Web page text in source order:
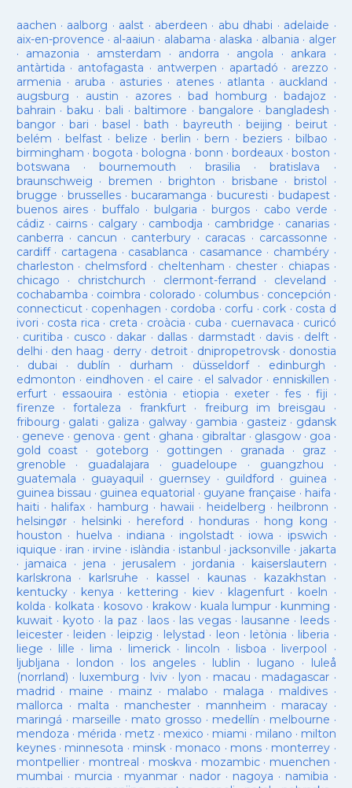
aachen · aalborg · aalst · aberdeen · abu dhabi · adelaide ·
aix-en-provence · al-aaiun · alabama · alaska · albania · alger
· amazonia · amsterdam · andorra · angola · ankara ·
antàrtida · antofagasta · antwerpen · apartadó · arezzo ·
armenia · aruba · asturies· atenes· atlanta · auckland ·
augsburg · austin · azores·bad homburg ·badajoz ·
bahrain ·baku · bali ·baltimore ·bangalore · bangladesh ·
bangor· bari ·basel ·bath · bayreuth ·beijing ·beirut ·
belém · belfast· belize · berlin ·bern ·beziers ·bilbao ·
birmingham · bogota · bologna ·bonn ·bordeaux ·boston ·
botswana · bournemouth ·brasilia ·bratislava ·
braunschweig · bremen ·brighton · brisbane · bristol ·
brugge · brusselles· bucaramanga · bucuresti · budapest·
buenos aires· buffalo · bulgaria · burgos· cabo verde ·
cádiz · cairns· calgary · cambodja · cambridge · canarias·
canberra · cancun · canterbury · caracas · carcassonne ·
cardiff· cartagena · casablanca · casamance · chambéry·
charleston · chelmsford · cheltenham · chester· chiapas ·
chicago · christchurch · clermont-ferrand · cleveland ·
cochabamba · coimbra · colorado · columbus· concepción ·
connecticut· copenhagen · cordoba · corfu · cork · costa d
ivori · costa rica · creta · croàcia · cuba · cuernavaca · curicó
· curitiba · cusco · dakar · dallas · darmstadt· davis · delft ·
delhi · den haag · derry· detroit· dnipropetrovsk· donostia
· dubai · dublín · durham · düsseldorf· edinburgh ·
edmonton · eindhoven · el caire · el salvador · enniskillen ·
erfurt· essaouira · estònia · etiopia · exeter· fes· fiji ·
firenze ·fortaleza · frankfurt· freiburg im breisgau ·
fribourg · galati · galiza · galway· gambia · gasteiz · gdansk
· geneve · genova · gent· ghana · gibraltar· glasgow· goa ·
gold coast · goteborg · gottingen · granada · graz ·
grenoble · guadalajara · guadeloupe · guangzhou ·
guatemala · guayaquil · guernsey· guildford · guinea ·
guinea bissau · guinea equatorial · guyane française · haifa ·
haiti · halifax · hamburg · hawaii · heidelberg · heilbronn ·
helsingør· helsinki · hereford · honduras· hong kong ·
houston · huelva · indiana · ingolstadt· iowa · ipswich ·
iquique · iran · irvine · islàndia · istanbul · jacksonville · jakarta
· jamaica · jena · jerusalem · jordania · kaiserslautern ·
karlskrona · karlsruhe · kassel · kaunas· kazakhstan ·
kentucky· kenya · kettering · kiev· klagenfurt · koeln ·
kolda · kolkata · kosovo · krakow· kuala lumpur · kunming ·
kuwait· kyoto · la paz · laos· las vegas· lausanne · leeds ·
leicester· leiden · leipzig · lelystad · leon · letònia · liberia ·
liege · lille · lima · limerick· lincoln · lisboa · liverpool ·
ljubljana · london · los angeles· lublin · lugano · luleå
(norrland) · luxemburg · lviv · lyon · macau · madagascar·
madrid · maine · mainz · malabo · malaga · maldives·
mallorca · malta · manchester· mannheim · maracay·
maringá · marseille · mato grosso · medellín · melbourne ·
mendoza · mérida · metz · mexico · miami · milano · milton
keynes· minnesota · minsk · monaco · mons · monterrey ·
montpellier· montreal · moskva · mozambic· muenchen ·
mumbai · murcia · myanmar· nador · nagoya · namibia ·